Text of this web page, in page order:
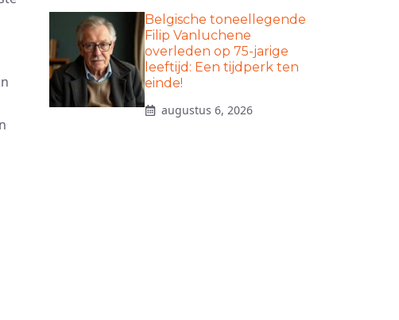
Belgische toneellegende
Filip Vanluchene
overleden op 75-jarige
leeftijd: Een tijdperk ten
einde!
augustus 6, 2026